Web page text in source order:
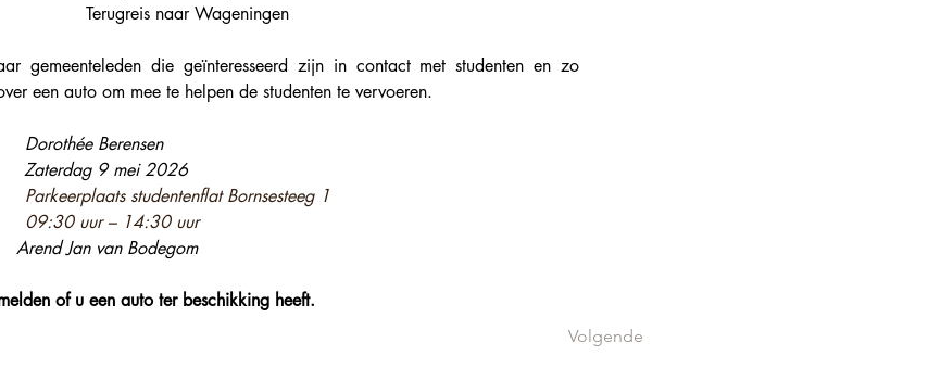
Terugreis naar Wageningen
gemeenteleden die geïnteresseerd zijn in contact met studenten en zo
een auto om mee te helpen de studenten te vervoeren.
Dorothée Berensen
Zaterdag 9 mei 2026
Parkeerplaats studentenflat Bornsesteeg 1
09:30 uur – 14:30 uur
Arend Jan van Bodegom
of u een auto ter beschikking heeft.
Volgende